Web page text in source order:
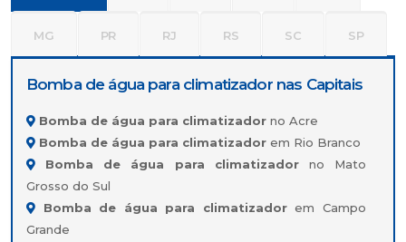
MG PR RJ RS SC SP
Bomba de água para climatizador nas Capitais
Bomba de água para climatizador no Acre
Bomba de água para climatizador em Rio Branco
Bomba de água para climatizadorno Mato
Grosso do Sul
Bomba de água para climatizadorem Campo
Grande